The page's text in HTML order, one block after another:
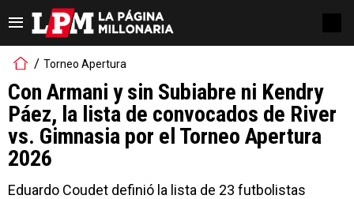
Torneo Apertura
Con Armani y sin Subiabre ni Kendry
Páez, la lista de convocados de River
vs. Gimnasia por el Torneo Apertura
2026
Eduardo Coudet definió la lista de 23 futbolistas